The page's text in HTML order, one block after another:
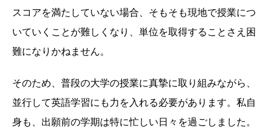
スコアを満たしていない場合、そもそも現地で授業につ
いていくことが難しくなり、単位を取得することさえ困
難になりかねません。
そのため、普段の大学の授業に真摯に取り組みながら、
並行して英語学習にも力を入れる必要があります。私自
身も、出願前の学期は特に忙しい日々を過ごしました。